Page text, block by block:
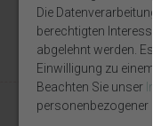
Die
berechtigten
abgelehnt werden.
Einwilligung zu
Beachten Sie unser
personenbezogener